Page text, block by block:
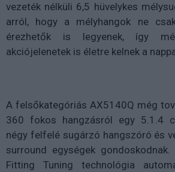
vezeték nélküli 6,5 hüvelykes
arról, hogy a mélyhangok ne
érezhetők is legyenek, így
akciójelenetek is életre kelnek a
A felsőkategóriás AX5140Q még
360 fokos hangzásról egy 5.1.4
négy felfelé sugárzó hangszóró és
surround egységek
Fitting Tuning technológia